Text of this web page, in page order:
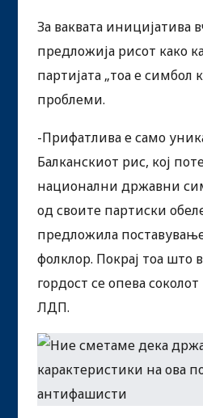
За ваквата иницијатива
предложија рисот како
партијата „тоа е симбол
проблеми.
-Прифатлива е само
Балканскиот рис, кој
национални државни
од своите партиски
предложила
фолклор. Покрај тоа што
гордост се опева
ЛДП.